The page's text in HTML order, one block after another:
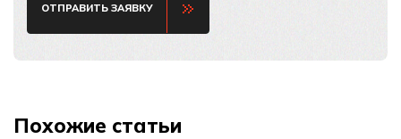
ОТПРАВИТЬ ЗАЯВКУ
Похожие статьи